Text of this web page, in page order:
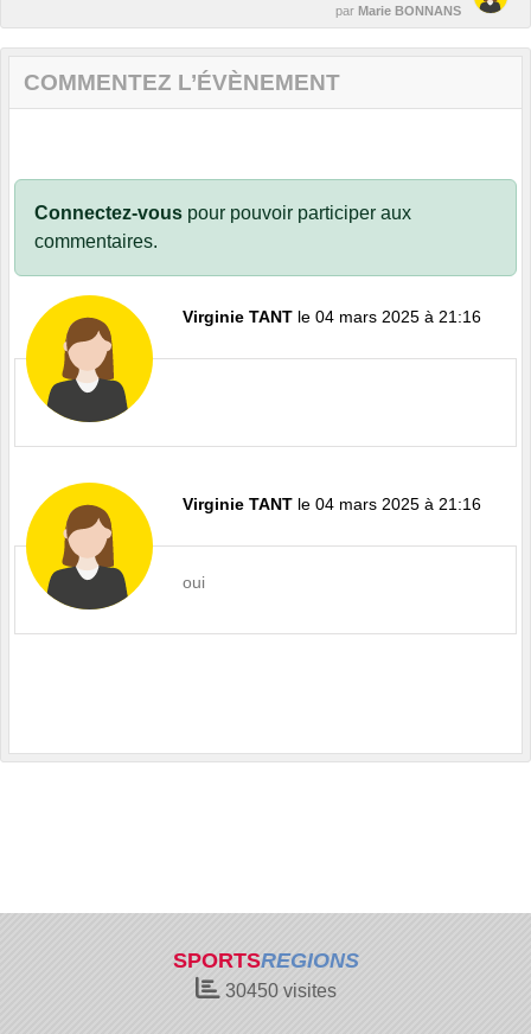
par Marie BONNANS
COMMENTEZ L’ÉVÈNEMENT
Connectez-vous pour pouvoir participer aux
commentaires.
Virginie TANT le 04 mars 2025 à 21:16
Virginie TANT le 04 mars 2025 à 21:16
oui
SPORTSREGIONS
30450visites